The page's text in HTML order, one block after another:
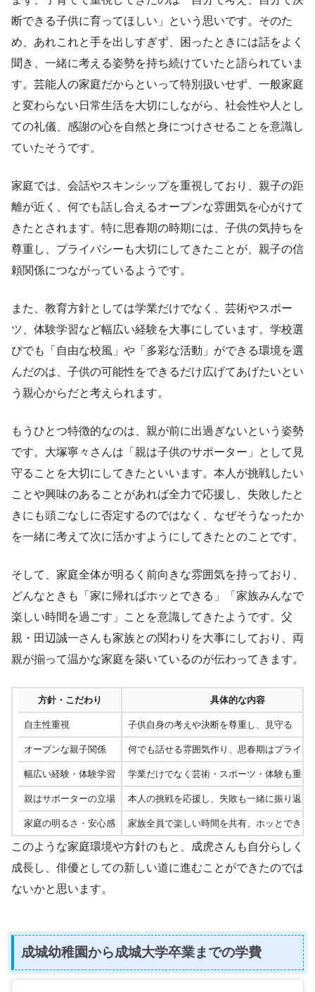
断できる子供に育ってほしい」という思いです。そのた
め、あれこれと手を出しすぎず、困ったときには話をよく
聞き、一緒に考える姿勢を持ち続けていたと語られていま
す。芸能人の家庭だからといって特別扱いせず、一般家庭
と変わらない日常生活を大切にしながら、社会性や人とし
ての礼儀、感謝の心を自然と身につけさせることを意識し
ていたそうです。
家庭では、会話やスキンシップを重視しており、親子の距
離が近く、何でも話し合えるオープンな雰囲気を心がけて
きたとされます。特に思春期の時期には、子供の気持ちを
尊重し、プライバシーも大切にしてきたことが、親子の信
頼関係につながっているようです。
また、教育方針としては学業だけでなく、芸術やスポー
ツ、体験学習など幅広い経験を大事にしています。学校選
びでも「自由な校風」や「多彩な活動」ができる環境を選
んだのは、子供の可能性をできるだけ広げてあげたいとい
う親心からだと考えられます。
もうひとつ特徴的なのは、親が前に出過ぎないという姿勢
です。大塚寧々さんは「親は子供のサポーター」として見
守ることを大切にしてきたといいます。本人が挑戦したい
ことや興味のあることがあれば全力で応援し、失敗したと
きにも頭ごなしに否定するのではなく、なぜそうなったか
を一緒に考えて次に活かすようにしてきたとのことです。
そして、家庭全体が明るく前向きな雰囲気を持っており、
どんなときも「家に帰ればホッとできる」「家族みんなで
楽しい時間を過ごす」ことを意識してきたようです。父
親・田辺誠一さんも家族との関わりを大事にしており、両
親が揃って温かな家庭を築いているのが伝わってきます。
方針・こだわり 具体的な内容
自主性重視 子供自身の考えや決断を尊重し、見守る
オープンな親子関係 何でも話せる雰囲気作り、思春期はプライバ
幅広い経験・体験学習 学業だけでなく芸術・スポーツ・体験も重視
親はサポーターの立場 本人の挑戦を応援し、失敗も一緒に振り返る
家庭の明るさ・安心感 家族全員で楽しい時間を共有、ホッとできる
このような家庭環境や方針のもと、成虎さんも自分らしく
成長し、俳優としての新しい道に進むことができたのでは
ないかと思います。
成城幼稚園から成城大学卒業までの学費